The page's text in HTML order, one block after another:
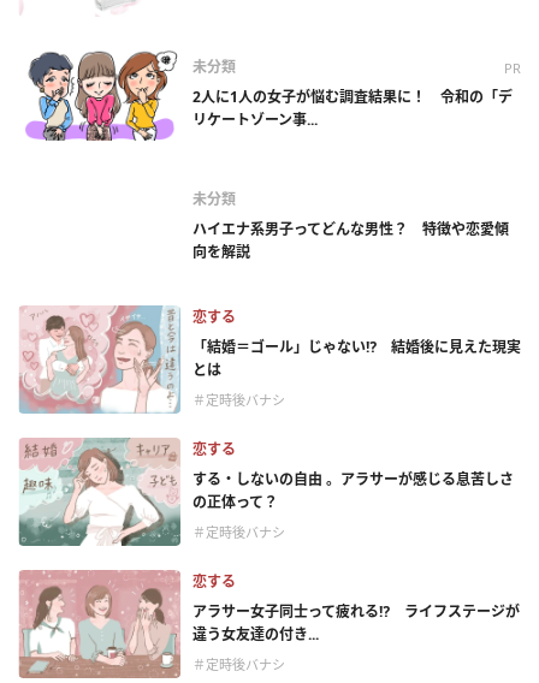
未分類 PR
2人に1人の女子が悩む調査結果に！ 令和の「デ
リケートゾーン事...
未分類
ハイエナ系男子ってどんな男性？ 特徴や恋愛傾
向を解説
恋する
「結婚＝ゴール」じゃない⁉ 結婚後に見えた現実
とは
＃定時後バナシ
恋する
する・しないの自由 。アラサーが感じる息苦しさ
の正体って？
＃定時後バナシ
恋する
アラサー女子同士って疲れる⁉ ライフステージが
違う女友達の付き...
＃定時後バナシ